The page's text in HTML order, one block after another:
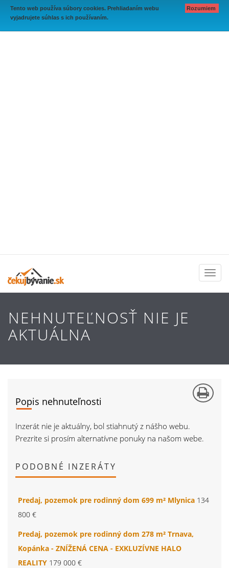
Tento web používa súbory cookies. Prehliadaním webu
vyjadrujete súhlas s ich používaním.
Rozumiem
NEHNUTEĽNOSŤ NIE JE
AKTUÁLNA
Popis nehnuteľnosti
Inzerát nie je aktuálny, bol stiahnutý z nášho webu.
Prezrite si prosím alternatívne ponuky na našom webe.
PODOBNÉ INZERÁTY
Predaj, pozemok pre rodinný dom 699 m² Mlynica 134
800 €
Predaj, pozemok pre rodinný dom 278 m² Trnava,
Kopánka - ZNÍŽENÁ CENA - EXKLUZÍVNE HALO
REALITY 179 000 €